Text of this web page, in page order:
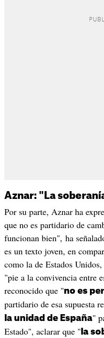
Aznar: "La
Por su parte, Aznar ha
que no es partidario de
funcionan bien", ha
es un texto joven, en
como la de Estados
"pie a la convivencia entre
reconocido que "no es
partidario de esa supuesta
la unidad de España"
Estado", aclarar que " la